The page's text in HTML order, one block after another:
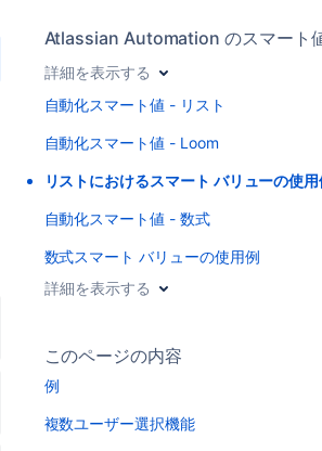
Atlassian Automation のスマート
詳細を表示する
自動化スマート値 - リスト
自動化スマート値 - Loom
リストにおけるスマート バリューの使
自動化スマート値 - 数式
数式スマート バリューの使用例
詳細を表示する
このページの内容
例
複数ユーザー選択機能